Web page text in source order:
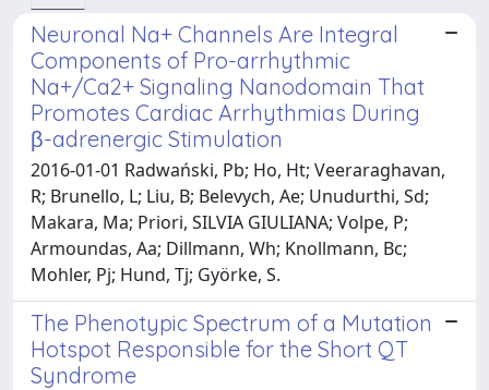
Neuronal Na+ Channels Are Integral
Components of Pro-arrhythmic
Na+/Ca2+ Signaling Nanodomain That
Promotes Cardiac Arrhythmias During
β-adrenergic Stimulation
2016-01-01 Radwański, Pb; Ho, Ht; Veeraraghavan,
R; Brunello, L; Liu, B; Belevych, Ae; Unudurthi, Sd;
Makara, Ma; Priori, SILVIA GIULIANA; Volpe, P;
Armoundas, Aa; Dillmann, Wh; Knollmann, Bc;
Mohler, Pj; Hund, Tj; Györke, S.
The Phenotypic Spectrum of a Mutation
Hotspot Responsible for the Short QT
Syndrome